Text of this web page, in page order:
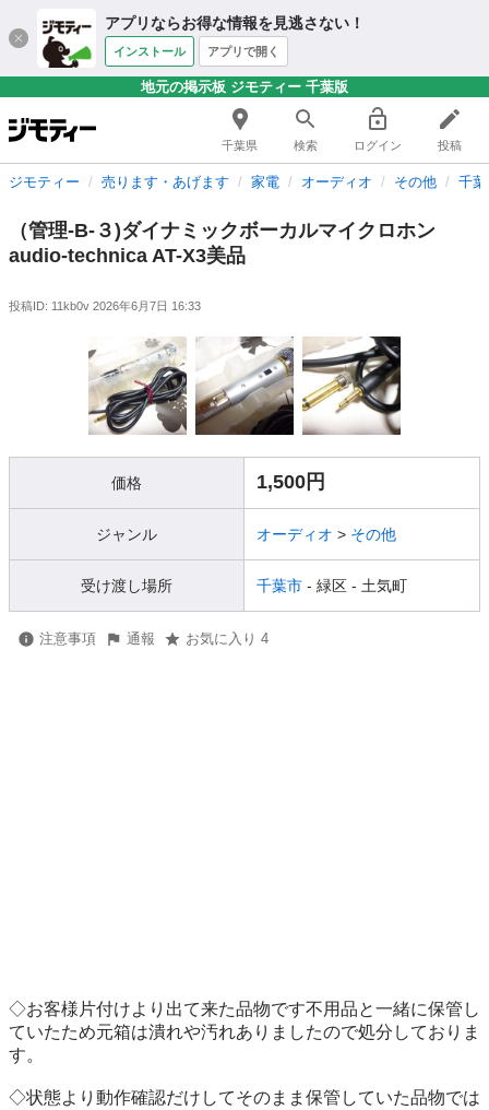
アプリならお得な情報を見逃さない！
インストール アプリで開く
地元の掲示板 ジモティー 千葉版
千葉県 検索 ログイン 投稿
ジモティー 売ります・あげます 家電 オーディオ その他 千
（管理-B-３)ダイナミックボーカルマイクロホン
audio-technica AT-X3美品
投稿ID: 11kb0v 2026年6月7日 16:33
価格 1,500円
ジャンル オーディオ > その他
受け渡し場所 千葉市 - 緑区 - 土気町
注意事項 通報 お気に入り 4
◇お客様片付けより出て来た品物です不用品と一緒に保管し
ていたため元箱は潰れや汚れありましたので処分しておりま
す。
◇状態より動作確認だけしてそのまま保管していた品物では